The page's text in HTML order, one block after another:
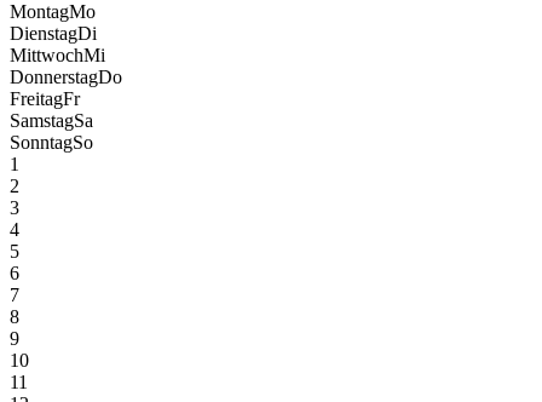
MontagMo
DienstagDi
MittwochMi
DonnerstagDo
FreitagFr
SamstagSa
SonntagSo
1
2
3
4
5
6
7
8
9
10
11